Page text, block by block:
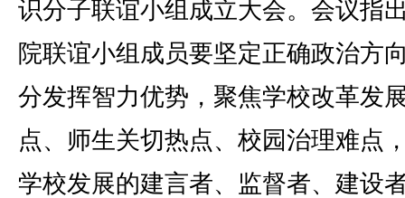
识分子联谊小组成立大会。会议指
院联谊小组成员要坚定正确政治方
分发挥智力优势，聚焦学校改革发
点、师生关切热点、校园治理难点
学校发展的建言者、监督者、建设